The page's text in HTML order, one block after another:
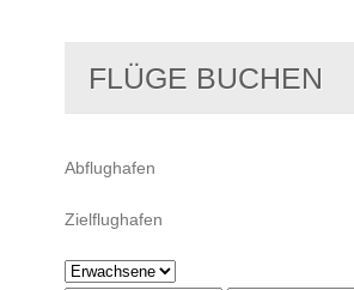
FLÜGE BUCHEN